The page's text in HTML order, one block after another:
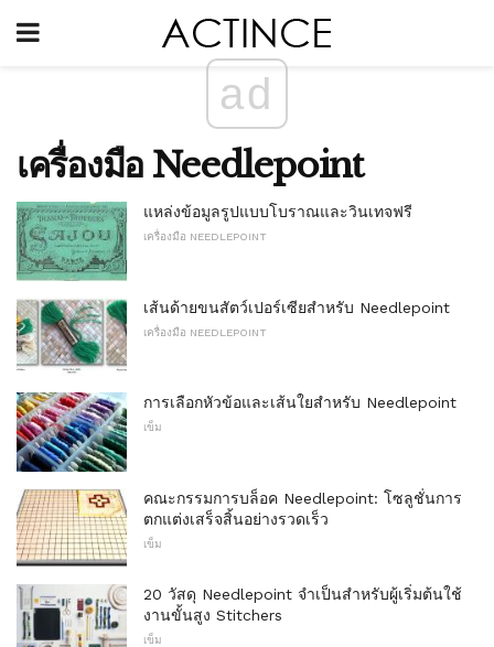
ad
เครื่องมือ Needlepoint
แหล่งข้อมูลรูปแบบโบราณและวินเทจฟรี
เครื่องมือ NEEDLEPOINT
เส้นด้ายขนสัตว์เปอร์เซียสำหรับ Needlepoint
เครื่องมือ NEEDLEPOINT
การเลือกหัวข้อและเส้นใยสำหรับ Needlepoint
เข็ม
คณะกรรมการบล็อค Needlepoint: โซลูชั่นการ
ตกแต่งเสร็จสิ้นอย่างรวดเร็ว
เข็ม
20 วัสดุ Needlepoint จำเป็นสำหรับผู้เริ่มต้นใช้
งานขั้นสูง Stitchers
เข็ม